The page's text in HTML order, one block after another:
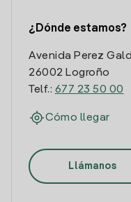
¿Dónde estamos?
Avenida Perez
26002 Logroño
Telf.: 677 23 50 00
Cómo llegar
Llámanos